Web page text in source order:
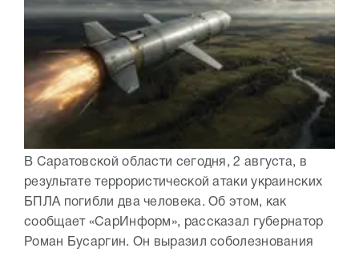
В Саратовской области сегодня, 2 августа, в
результате террористической атаки украинских
БПЛА погибли два человека. Об этом, как
сообщает «СарИнформ», рассказал губернатор
Роман Бусаргин. Он выразил соболезнования